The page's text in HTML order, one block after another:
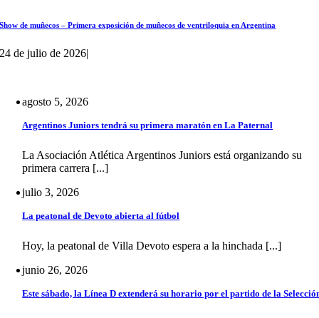
Show de muñecos – Primera exposición de muñecos de ventriloquia en Argentina
24 de julio de 2026|
agosto 5, 2026
Argentinos Juniors tendrá su primera maratón en La Paternal
La Asociación Atlética Argentinos Juniors está organizando su
primera carrera [...]
julio 3, 2026
La peatonal de Devoto abierta al fútbol
Hoy, la peatonal de Villa Devoto espera a la hinchada [...]
junio 26, 2026
Este sábado, la Línea D extenderá su horario por el partido de la